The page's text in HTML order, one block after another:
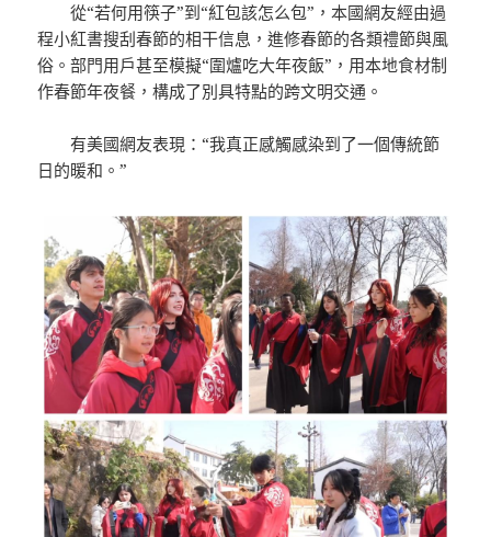
從“若何用筷子”到“紅包該怎么包”，本國網友經由過
程小紅書搜刮春節的相干信息，進修春節的各類禮節與風
俗。部門用戶甚至模擬“圍爐吃大年夜飯”，用本地食材制
作春節年夜餐，構成了別具特點的跨文明交通。
有美國網友表現：“我真正感觸感染到了一個傳統節
日的暖和。”